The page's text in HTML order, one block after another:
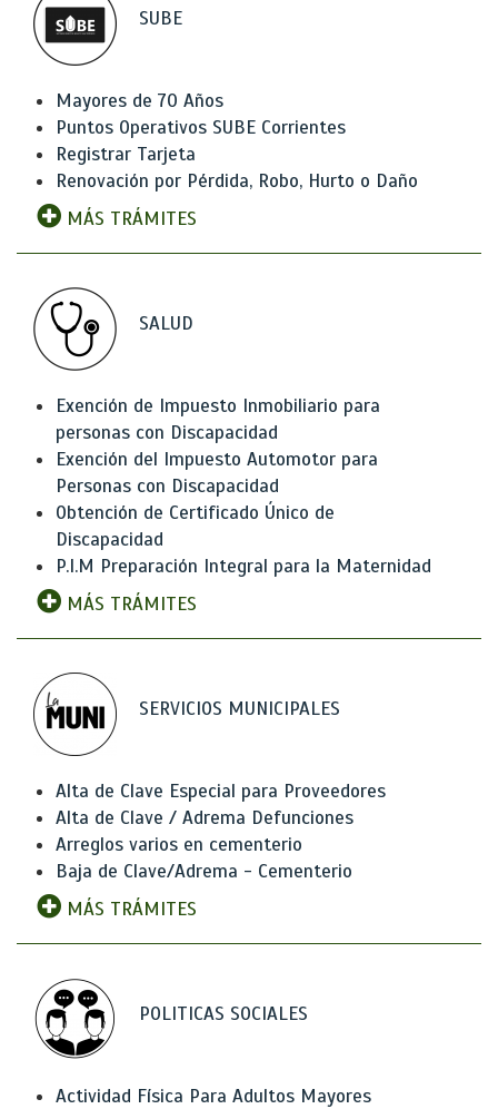
SUBE
Mayores de 70 Años
Puntos Operativos SUBE Corrientes
Registrar Tarjeta
Renovación por Pérdida, Robo, Hurto o Daño
MÁS TRÁMITES
SALUD
Exención de Impuesto Inmobiliario para
personas con Discapacidad
Exención del Impuesto Automotor para
Personas con Discapacidad
Obtención de Certificado Único de
Discapacidad
P.I.M Preparación Integral para la Maternidad
MÁS TRÁMITES
SERVICIOS MUNICIPALES
Alta de Clave Especial para Proveedores
Alta de Clave / Adrema Defunciones
Arreglos varios en cementerio
Baja de Clave/Adrema - Cementerio
MÁS TRÁMITES
POLITICAS SOCIALES
Actividad Física Para Adultos Mayores